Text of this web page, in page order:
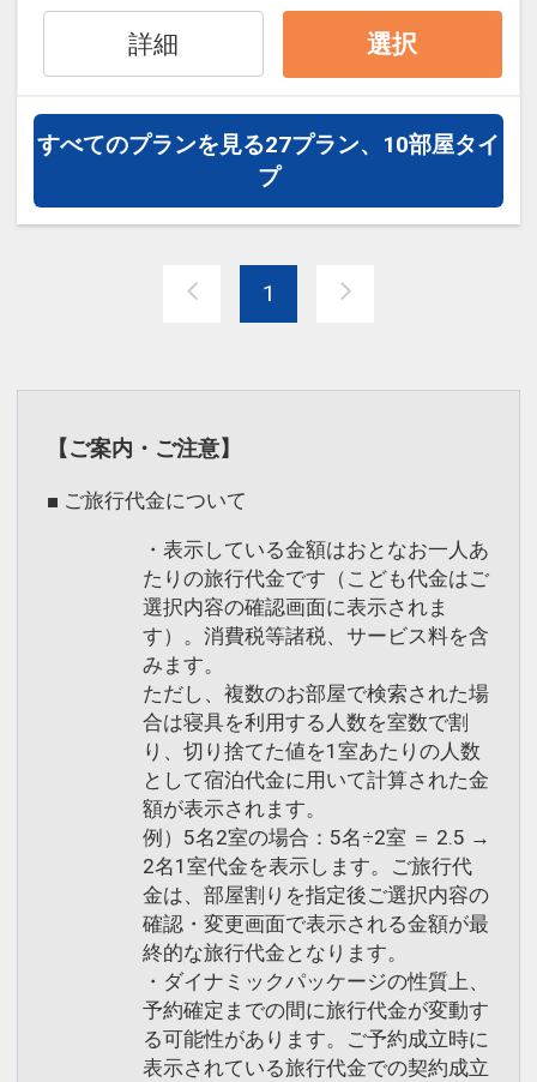
・小学生でベッドが必要な方は「大人」
としてご予約ください。
・「ベッドサイズ」と「お子様の体格
等」をご確認いただいてからご予約くだ
さい
■ホテルまでのアクセス
・地下鉄中央線「弁天町駅」2-A出口よ
設定期間：2021年12月22日～2026年12
インターネットコース番号：DP-2-
200000003359
JR大阪環状線・大阪メトロ「弁天町」駅
に直結し、ユニバーサル・スタジオ・ジ
クセスにも便利です。
公式LINEアカウント誕生！
さらに、無料1ドリンククーポン配布中
い！
■ご注意点
・小学生以下のお子様は添い寝無料でご
宿泊いただけます。（追加の寝具、アメ
ニティ類のご用意はございません）
・ベッド1台につき添い寝1名様までご宿
泊いただけます。
・小学生でベッドが必要な方は「大人」
としてご予約ください。
・「ベッドサイズ」と「お子様の体格
等」をご確認いただいてからご予約くだ
■ホテルまでのアクセス
駅から連絡通路を通ればすぐ！
・地下鉄中央線「弁天町駅」2-A出口よ
・JR大阪環状線「弁天町駅」北口より直
詳細 選択
すべてのプランを見る27プラン、10部屋タイ
プ
1
【ご案内・ご注意】
■ ご旅行代金について
・表示している金額はおとなお一人あ
たりの旅行代金です（こども代金はご
選択内容の確認画面に表示されま
す）。消費税等諸税、サービス料を含
みます。
ただし、複数のお部屋で検索された場
合は寝具を利用する人数を室数で割
り、切り捨てた値を1室あたりの人数
として宿泊代金に用いて計算された金
額が表示されます。
例）5名2室の場合：5名÷2室 ＝ 2.5 →
2名1室代金を表示します。ご旅行代
金は、部屋割りを指定後ご選択内容の
確認・変更画面で表示される金額が最
終的な旅行代金となります。
・ダイナミックパッケージの性質上、
予約確定までの間に旅行代金が変動す
る可能性があります。ご予約成立時に
表示されている旅行代金での契約成立